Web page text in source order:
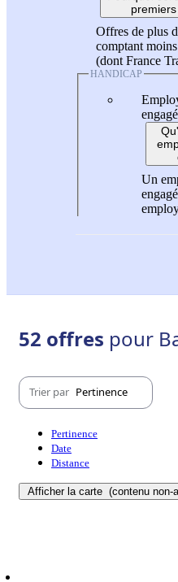
Offres de plus
comptant
(dont France
HANDICAP
engagé
Un
52 offres pour
Trier par Pertinence
Pertinence
Date
Distance
Afficher la carte (contenu non-